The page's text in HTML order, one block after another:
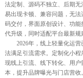
法定制、源码不独立、后期
易出现卡顿、兼容问题，无
码交付，界面原创设计、功
代升级，同时适配平台最新规
2026年，线上轻量化运营
法满足引流需求。定制化小
现线上引流、线下转化、用
本，提升品牌曝光与门店营收。